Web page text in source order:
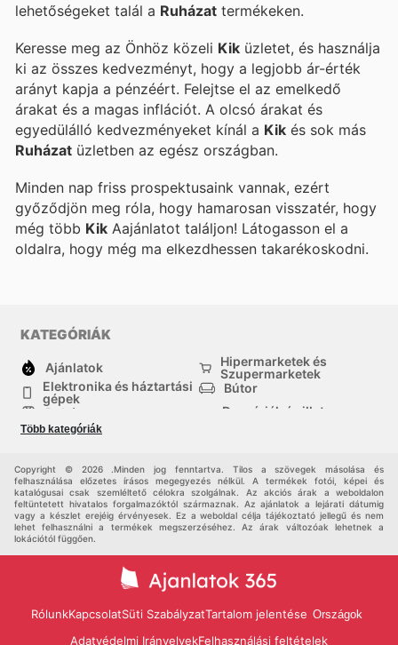
lehetőségeket talál a Ruházat termékeken.
Keresse meg az Önhöz közeli Kik üzletet, és használja
ki az összes kedvezményt, hogy a legjobb ár-érték
arányt kapja a pénzéért. Felejtse el az emelkedő
árakat és a magas inflációt. A olcsó árakat és
egyedülálló kedvezményeket kínál a Kik és sok más
Ruházat üzletben az egész országban.
Minden nap friss prospektusaink vannak, ezért
győződjön meg róla, hogy hamarosan visszatér, hogy
még több Kik Aajánlatot találjon! Látogasson el a
oldalra, hogy még ma elkezdhessen takarékoskodni.
KATEGÓRIÁK
Ajánlatok
Hipermarketek és
Szupermarketek
Elektronika és háztartási
gépek
Bútor
Ruházat
Drogériák és illatszer-
háztartási cikkek
Több kategóriák
Copyright © 2026 .Minden jog fenntartva. Tilos a szövegek másolása és
felhasználása előzetes írásos megegyezés nélkül. A termékek fotói, képei és
katalógusai csak szemléltető célokra szolgálnak. Az akciós árak a weboldalon
feltüntetett hivatalos forgalmazóktól származnak. Az ajánlatok a lejárati dátumig
vagy a készlet erejéig érvényesek. Ez a weboldal célja tájékoztató jellegű és nem
lehet felhasználni a termékek megszerzéséhez. Az árak változóak lehetnek a
lokációtól függően.
RólunkKapcsolatSüti SzabályzatTartalom jelentése Országok
Adatvédelmi IrányelvekFelhasználási feltételek